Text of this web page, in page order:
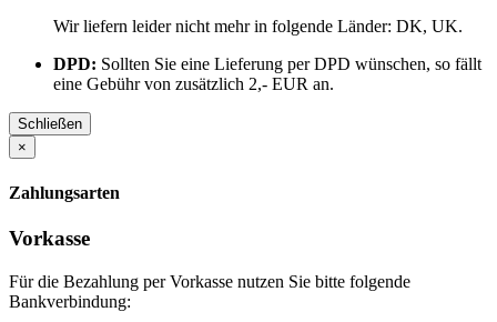
Wir liefern leider nicht mehr in folgende Länder: DK, UK.
DPD: Sollten Sie eine Lieferung per DPD wünschen, so fällt
eine Gebühr von zusätzlich 2,- EUR an.
Schließen
×
Zahlungsarten
Vorkasse
Für die Bezahlung per Vorkasse nutzen Sie bitte folgende
Bankverbindung: